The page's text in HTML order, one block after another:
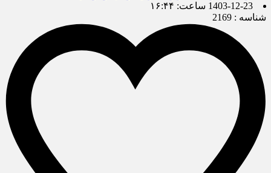
1403-12-23 ساعت: ۱۶:۴۴
شناسه : 2169